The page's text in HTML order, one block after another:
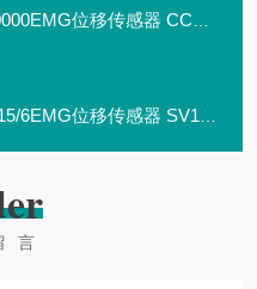
位移传感器 CCDPro-30000
位移传感器 SV1-10/8/315/6
言